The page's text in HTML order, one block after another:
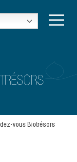
vous Biotrésors